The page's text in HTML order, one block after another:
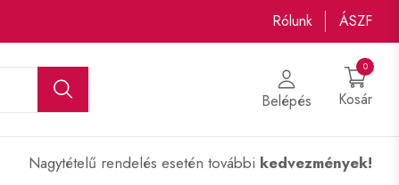
Rólunk ÁSZF
Belépés Kosár
0
Nagytételű rendelés esetén további kedvezmények!